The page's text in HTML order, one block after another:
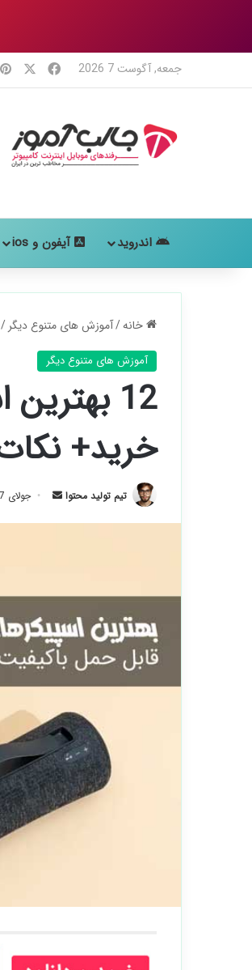
جمعه, آگوست 7 2026 فیس بوک
اندروید آیفون و ios
خانه/آموزش های متنوع دیگر /
آموزش های متنوع دیگر
12
خرید+
تیم تولید محتوا
ارسال جولای 27, 2023